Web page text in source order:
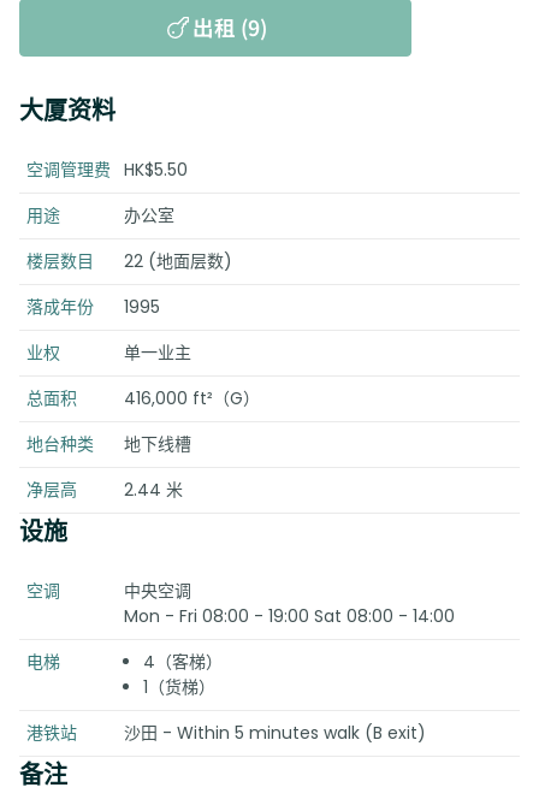
出租 (9)
大厦资料
空调管理费 HK$5.50
用途
办公室
楼层数目
22 (地面层数)
落成年份
1995
业权
单一业主
总面积
416,000 ft²（G）
地台种类
地下线槽
净层高
2.44 米
设施
空调
中央空调
Mon - Fri 08:00 - 19:00 Sat 08:00 - 14:00
电梯
4（客梯）
1（货梯）
港铁站
沙田 - Within 5 minutes walk (B exit)
备注